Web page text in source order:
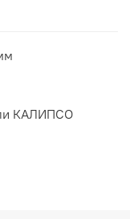
КАЛИПСО